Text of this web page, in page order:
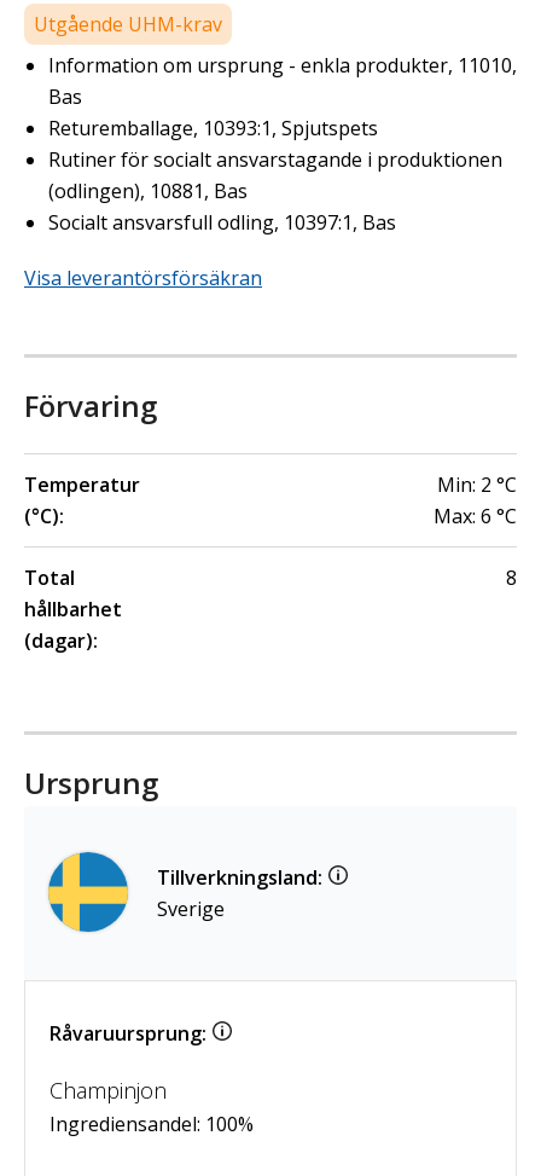
Utgående UHM-krav
Information om ursprung - enkla produkter, 11010,
Bas
Returemballage, 10393:1, Spjutspets
Rutiner för socialt ansvarstagande i produktionen
(odlingen), 10881, Bas
Socialt ansvarsfull odling, 10397:1, Bas
Visa leverantörsförsäkran
Förvaring
Temperatur
(°C):
Min: 2 °C
Max: 6 °C
Total
hållbarhet
(dagar):
8
Ursprung
Tillverkningsland:
Sverige
Råvaruursprung:
Champinjon
Ingrediensandel: 100%